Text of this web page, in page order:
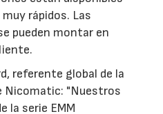
rápidos. Las
pueden montar en
referente global de la
Nicomatic: "Nuestros
la serie EMM